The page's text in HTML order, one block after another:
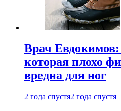
Врач
которая плохо
вредна для ног
2 года спустя2 года спустя